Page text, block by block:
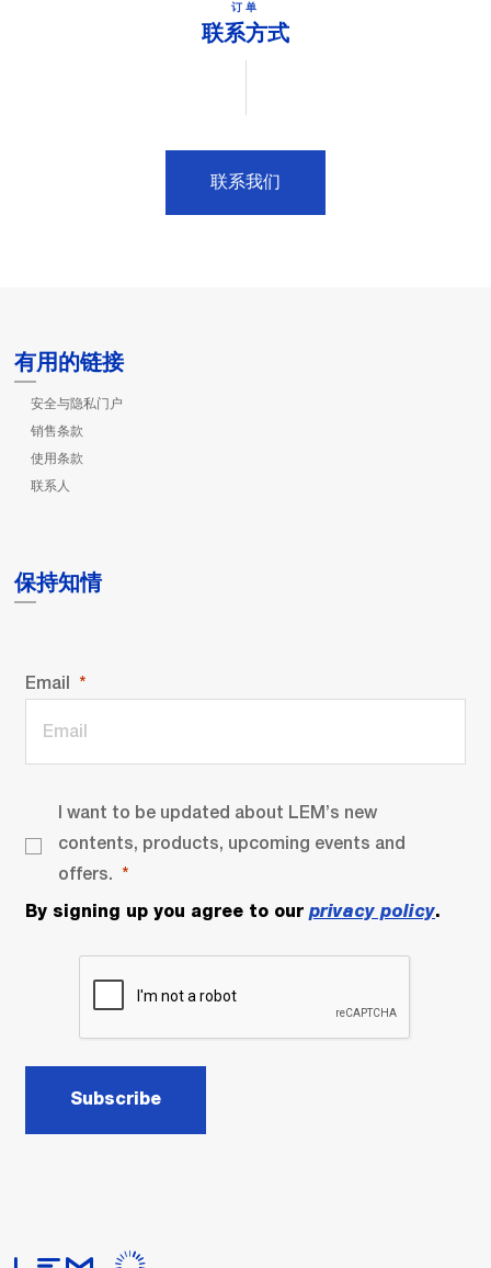
订单
联系方式
联系我们
有用的链接
安全与隐私门户
销售条款
使用条款
联系人
保持知情
Email
I want to be updated about LEM’s new
contents, products, upcoming events and
offers.
By signing up you agree to our privacy policy.
Subscribe